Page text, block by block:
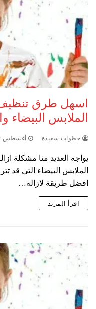
اسهل طرق تنظيف
الملابس البيضاء
خطوات سعيدة أغسطس 19, 2018
يواجه العديد منا مشكلة
الملابس البيضاء التي قد
افضل طريقة لازالة…
اقرأ المزيد